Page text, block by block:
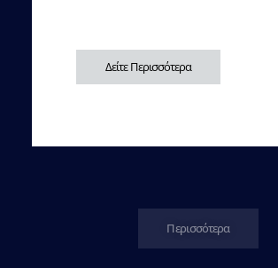
Δείτε Περισσότερα
Περισσότερα